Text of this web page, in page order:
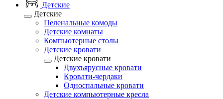
Детские
Детские
Пеленальные комоды
Детские комнаты
Компьютерные столы
Детские кровати
Детские кровати
Двухъярусные кровати
Кровати-чердаки
Односпальные кровати
Детские компьютерные кресла